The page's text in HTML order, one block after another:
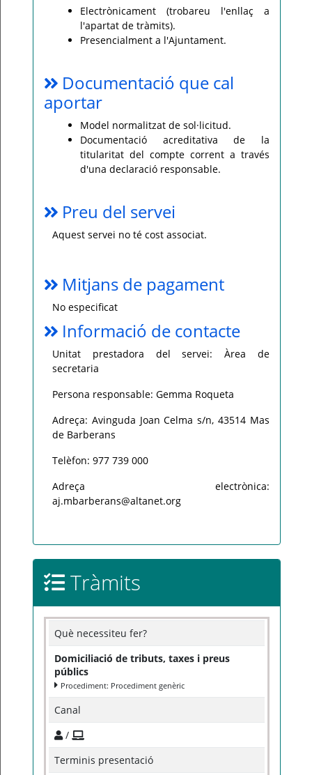
Electrònicament (trobareu l'enllaç a
l'apartat de tràmits).
Presencialment a l'Ajuntament.
Documentació que cal
aportar
Model normalitzat de sol·licitud.
Documentació acreditativa de la
titularitat del compte corrent a través
d'una declaració responsable.
Preu del servei
Aquest servei no té cost associat.
Mitjans de pagament
No especificat
Informació de contacte
Unitat prestadora del servei: Àrea de
secretaria
Persona responsable: Gemma Roqueta
Adreça: Avinguda Joan Celma s/n, 43514 Mas
de Barberans
Telèfon: 977 739 000
Adreça electrònica:
aj.mbarberans@altanet.org
Tràmits
Què necessiteu fer?
Domiciliació de tributs, taxes i preus
públics
Procediment: Procediment genèric
Canal
/
Terminis presentació